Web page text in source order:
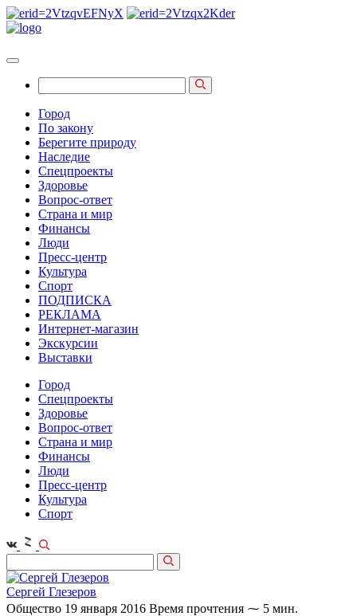
Город
По закону
Берегите природу
Наследие
Спецпроекты
Здоровье
Вопрос-ответ
Страна и мир
Финансы
Люди
Пресс-центр
Культура
Спорт
ПОДПИСКА
РЕКЛАМА
Интернет-магазин
Экскурсии
Выставки
Город
Спецпроекты
Здоровье
Вопрос-ответ
Страна и мир
Финансы
Люди
Пресс-центр
Культура
Спорт
Сергей Глезеров
Общество 19 января 2016 Время прочтения ⁓ 5 мин.